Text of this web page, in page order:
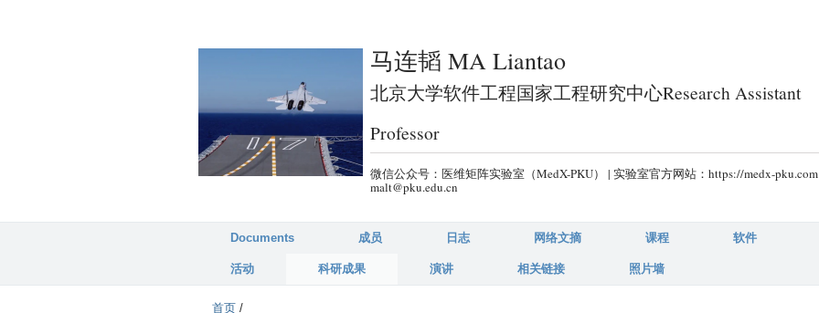
到
页
面
主
要
容
部
分
马连韬 MA Liantao
北京大学软件工程国家工程研究中心Research Assistant
Professor
微信公众号：医维矩阵实验室（MedX-PKU） | 实验室官方网站：https://medx-pku.com
malt@pku.edu.cn
Documents 成员 日志 网络文摘 课程 软件
活动 科研成果 演讲 相关链接 照片墙
首页 /